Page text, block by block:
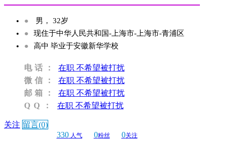
●
男， 32岁
●
现住于中华人民共和国-上海市-上海市-青浦区
●
高中 毕业于安徽新华学校
电话：
在职 不希望被打扰
微信：
在职 不希望被打扰
邮箱：
在职 不希望被打扰
QQ：
在职 不希望被打扰
关注 留言(0)
330人气 0粉丝 0关注